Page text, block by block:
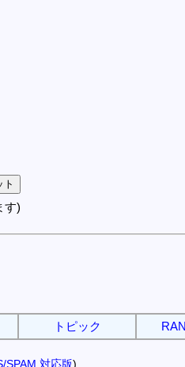
す)
トピック
SPAM 対応版)